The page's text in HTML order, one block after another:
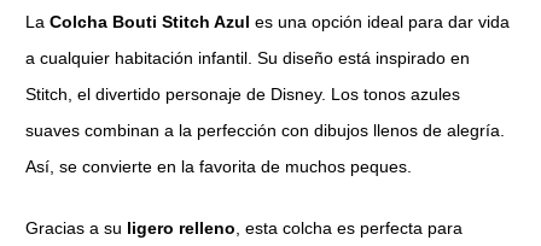
La Colcha Bouti Stitch Azul es una opción ideal para dar vida
a cualquier habitación infantil. Su diseño está inspirado en
Stitch, el divertido personaje de Disney. Los tonos azules
suaves combinan a la perfección con dibujos llenos de alegría.
Así, se convierte en la favorita de muchos peques.
Gracias a su ligero relleno , esta colcha es perfecta para